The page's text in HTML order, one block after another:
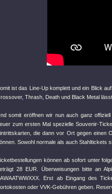
ist das Line-Up komplett und ein Blick
Thrash, Death und Black Metal
somit eröffnen wir nun auch ganz
zum ersten Mal spezielle Souvenir-
die dann vor Ort gegen einen
Sowohl normale als auch Stahltickets
können ab sofort unter
28 EUR. Überweisungen bitte an
Erst ab Eingang des
oder VVK-Gebühren geben.